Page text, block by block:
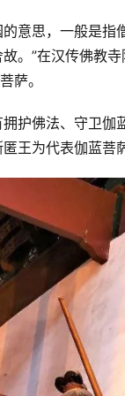
意思，一般是
。”在汉传佛教
萨。
护佛法、守卫
王为代表伽蓝